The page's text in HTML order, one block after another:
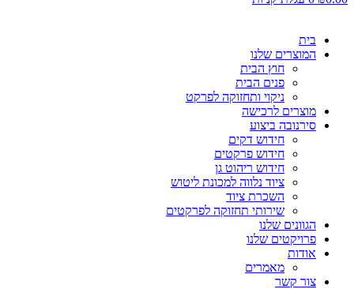
בית
המוצרים שלנו
חוץ הבית
פנים הבית
ניקוי ותחזוקה לפרקט
מוצרים לרכישה
סירנובה ביצוע
חידוש דקים
חידוש פרקטים
חידוש ריהוט גן
ציוד נלווה למכונת ליטוש
השכרת ציוד
שירותי תחזוקה לפרקטים
הגוונים שלנו
פרויקטים שלנו
אודות
מאמרים
צור קשר